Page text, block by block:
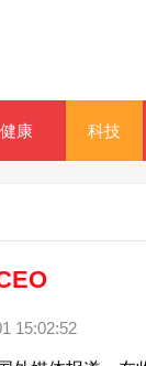
健康 科技
15:02:52